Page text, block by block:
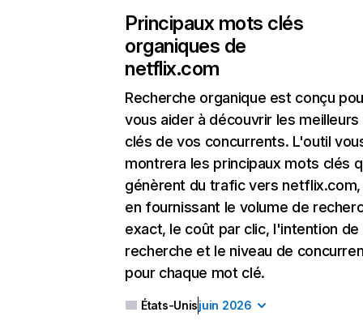
Principaux mots clés
organiques de
netflix.com
Recherche organique est conçu
vous aider à découvrir les
clés de vos concurrents. L'outil
montrera les principaux mots clés
génèrent du trafic vers
en fournissant le volume de
exact, le coût par clic, l'intention de
recherche et le niveau de
pour chaque mot clé.
États-Unisjuin 2026